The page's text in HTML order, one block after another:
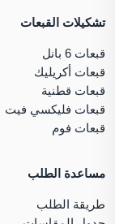
تشكيلات القبعات
قبعات 6 بانل
قبعات أكريليك
قبعات قطنية
قبعات فليكسي فيت
قبعات فوم
مساعدة الطلب
طريقة الطلب